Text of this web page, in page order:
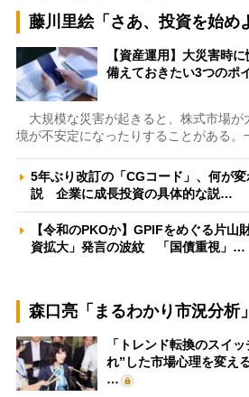
藤川里絵「さあ、投資を始め
【資産運用】大災害時
備えておきたい3つのポ
大規模な災害が起きると、株式市場が
境が不安定になったりすることがある
5年ぶり改訂の「CGコード」、何が
説 企業に成長投資の具体的な説…
【令和のPKOか】GPIFをめぐる片山
資拡大」発言の波紋 「国債重視」…
森口亮「まるわかり市況分析」
「トレンド転換のスイ
れ”した市場心理を変え
…